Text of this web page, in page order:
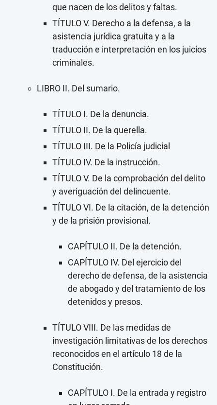
que nacen de los delitos y faltas.
TÍTULO V. Derecho a la defensa, a la
asistencia jurídica gratuita y a la
traducción e interpretación en los juicios
criminales.
LIBRO II. Del sumario.
TÍTULO I. De la denuncia.
TÍTULO II. De la querella.
TÍTULO III. De la Policía judicial
TÍTULO IV. De la instrucción.
TÍTULO V. De la comprobación del delito
y averiguación del delincuente.
TÍTULO VI. De la citación, de la detención
y de la prisión provisional.
CAPÍTULO II. De la detención.
CAPÍTULO IV. Del ejercicio del
derecho de defensa, de la asistencia
de abogado y del tratamiento de los
detenidos y presos.
TÍTULO VIII. De las medidas de
investigación limitativas de los derechos
reconocidos en el artículo 18 de la
Constitución.
CAPÍTULO I. De la entrada y registro